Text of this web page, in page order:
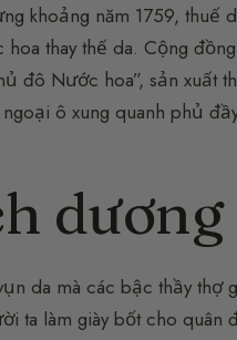
khoảng năm 1759, thuế
thay thế da. Cộng
đô Nước hoa”, sản xuất
ô xung quanh phủ
dương
da mà các bậc thầy thợ
ta làm giày bốt cho quân